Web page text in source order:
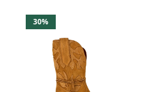
30%